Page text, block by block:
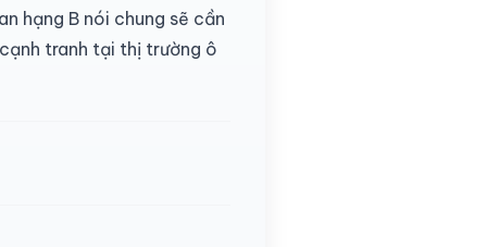
hạng B nói chung sẽ cần
tranh tại thị trường ô